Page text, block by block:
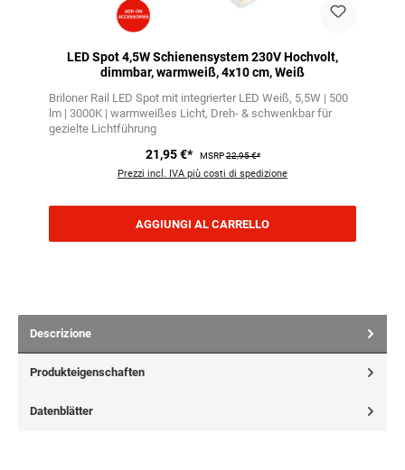
LED Spot 4,5W Schienensystem 230V Hochvolt,
dimmbar, warmweiß, 4x10 cm, Weiß
Briloner Rail LED Spot mit integrierter LED Weiß 5,5W | 500
lm | 3000K | warmweißes Licht Dreh- & schwenkbar für
gezielte Lichtführung
21,95 €* MSRP22,95 €*
Prezzi incl. IVA più costi di spedizione
AGGIUNGI AL CARRELLO
Descrizione
Produkteigenschaften
Datenblätter